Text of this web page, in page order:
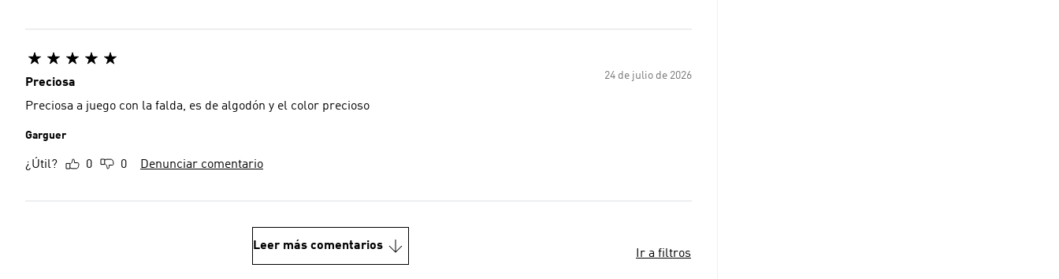
24 de julio de 2026
Preciosa
Preciosa a juego con la falda, es de algodón y el color precioso
Garguer
¿Útil? 0 0 Denunciar comentario
Leer más comentarios
Ir a filtros